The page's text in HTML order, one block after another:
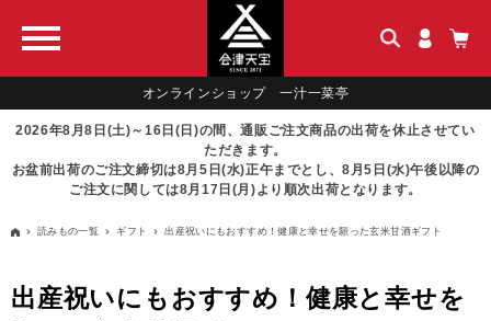
オンラインショップ 一汁一菜亭
2026年8月8日(土)～16日(日)の間、通販ご注文商品の出荷を休止させてい
ただきます。
お盆前出荷のご注文締切は8月5日(水)正午までとし、8月5日(水)午後以降の
ご注文に関しては8月17日(月)より順次出荷となります。
読みもの一覧 ギフト 出産祝いにもおすすめ！健康と幸せを願った玄米甘酒ギフト
出産祝いにもおすすめ！健康と幸せを